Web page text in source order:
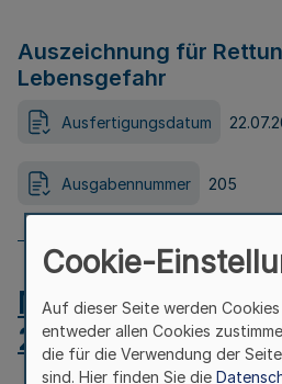
Auszeichnung für
Lebensgefahr
Ausfertigungsdatum
Ausgabennummer 205
MB.NRW 2026
24.07.2026
Cookie-
Auf dieser Seite werden
entweder allen Cookies
die für die Verwendung der
sind. Hier finden Sie die